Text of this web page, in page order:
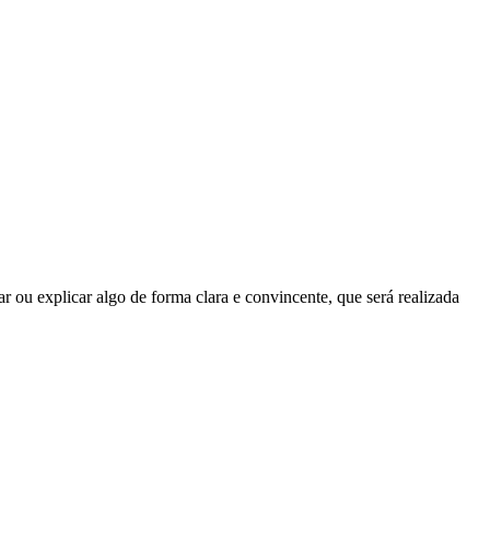
explicar algo de forma clara e convincente, que será realizada